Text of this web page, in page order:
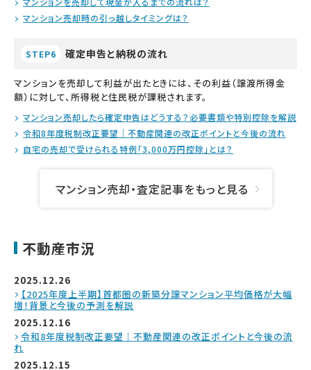
マンション売却時の引っ越しタイミングは？
STEP6 確定申告と納税の流れ
マンションを売却して利益が出たときには、その利益（譲渡所得金
額）に対して、所得税と住民税が課税されます。
マンション売却したら確定申告はどうする？必要書類や特別控除を解説
令和8年度税制改正要望｜不動産関連の改正ポイントと今後の流れ
自宅の売却で受けられる特例「3,000万円控除」とは？
マンション売却・査定記事をもっと見る
不動産市況
2025.12.26
【2025年度上半期】首都圏の新築分譲マンション平均価格が大幅
増！背景と今後の予測を解説
2025.12.16
令和8年度税制改正要望｜不動産関連の改正ポイントと今後の流
れ
2025.12.15